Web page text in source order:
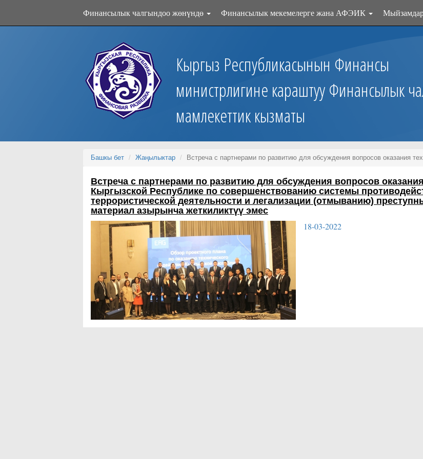
Финансылык чалгындоо жөнүндө Финансылык мекемелерге жана АФЭИК
Кыргыз Республикасынын Финансы
министрлигине караштуу Финансылык
мамлекеттик кызматы
Башкы бет Жаңылыктар Встреча с партнерами по развитию для обсуждения вопросов оказания
Встреча с партнерами по развитию для обсуждения вопросов
Кыргызской Республике по совершенствованию системы
террористической деятельности и легализации (отмыванию)
материал азырынча жеткиликтүү эмес
18-03-2022